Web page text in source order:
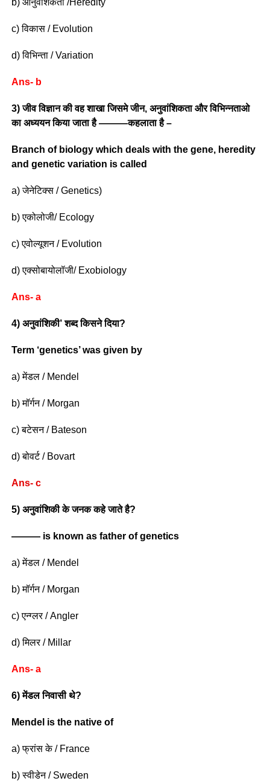
c) विकास / Evolution
d) विभिन्ता / Variation
Ans- b
3) जीव विज्ञान की वह शाखा जिसमे जीन, अनुवांशिकता और विभिन्नताओ
का अध्ययन किया जाता है ———कहलाता है –
Branch of biology which deals with the gene, heredity
and genetic variation is called
a) जेनेटिक्स / Genetics)
b) एकोलोजी/ Ecology
c) एवोल्यूशन / Evolution
d) एक्सोबायोलॉजी/ Exobiology
Ans- a
4) अनुवांशिकी’ शब्द किसने दिया?
Term ‘genetics’ was given by
a) मेंडल / Mendel
b) मॉर्गन / Morgan
c) बटेसन / Bateson
d) बोवर्ट / Bovart
Ans- c
5) अनुवांशिकी के जनक कहे जाते है?
——— is known as father of genetics
a) मेंडल / Mendel
b) मॉर्गन / Morgan
c) एन्ग्लर / Angler
d) मिलर / Millar
Ans- a
6) मेंडल निवासी थे?
Mendel is the native of
a) फ्रांस के / France
b) स्वीडेन / Sweden